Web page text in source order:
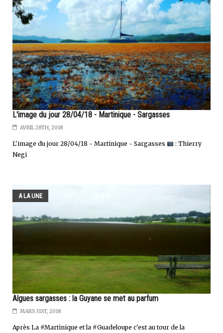
L'image du jour 28/04/18 - Martinique - Sargasses
AVRIL 28TH, 2018
L'image du jour 28/04/18 - Martinique - Sargasses
: Thierry
Negi
A LA UNE
Algues sargasses : la Guyane se met au parfum
MARS 31ST, 2018
Après La #Martinique et la #Guadeloupe c'est au tour de la